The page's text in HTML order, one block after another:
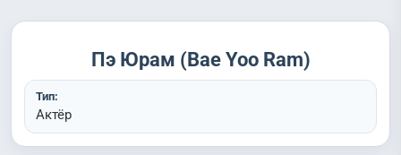
Пэ Юрам (Bae Yoo Ram)
Тип:
Актёр